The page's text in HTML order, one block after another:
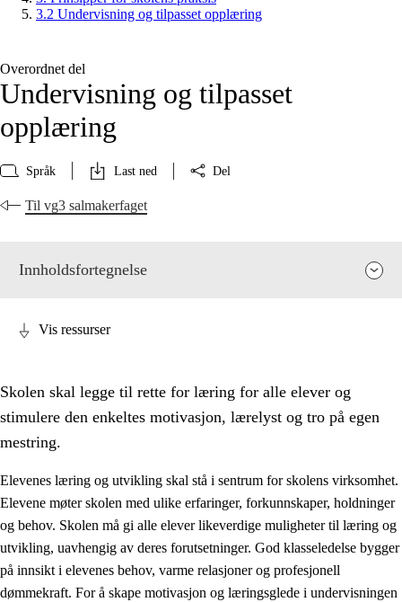
3.2 Undervisning og tilpasset opplæring
Overordnet del
Undervisning og tilpasset
opplæring
Språk Last ned Del
Til vg3 salmakerfaget
Innholdsfortegnelse
Vis ressurser
Skolen skal legge til rette for læring for alle elever og
stimulere den enkeltes motivasjon, lærelyst og tro på egen
mestring.
Elevenes læring og utvikling skal stå i sentrum for skolens virksomhet.
Elevene møter skolen med ulike erfaringer, forkunnskaper, holdninger
og behov. Skolen må gi alle elever likeverdige muligheter til læring og
utvikling, uavhengig av deres forutsetninger. God klasseledelse bygger
på innsikt i elevenes behov, varme relasjoner og profesjonell
dømmekraft. For å skape motivasjon og læringsglede i undervisningen